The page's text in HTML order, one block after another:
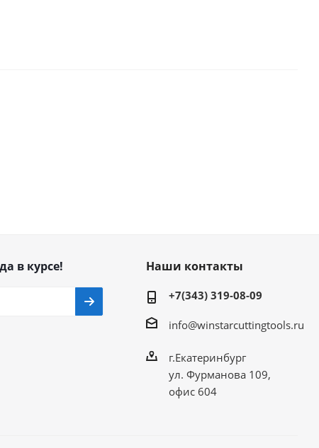
в курсе! Наши контакты
+7(343) 319-08-09
info@winstarcuttingtools.ru
г.Екатеринбург
ул. Фурманова 109,
офис 604